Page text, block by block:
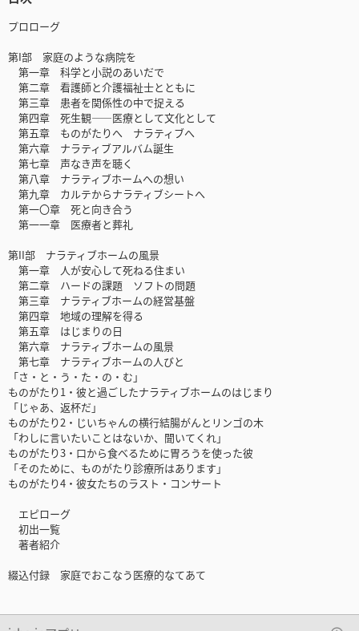
プロローグ
第I部 家庭のような病院を
第一章 科学と小説のあいだで
第二章 看護師と介護福祉士とともに
第三章 患者を関係性の中で捉える
第四章 死生観――医療として文化として
第五章 ものがたりへ ナラティブへ
第六章 ナラティブアルバム誕生
第七章 声なき声を聴く
第八章 ナラティブホームへの想い
第九章 カルテからナラティブシートへ
第一〇章 死と向き合う
第一一章 医療者と葬礼
第II部 ナラティブホームの風景
第一章 人が安心して死ねる住まい
第二章 ハードの課題 ソフトの問題
第三章 ナラティブホームの経営基盤
第四章 地域の理解を得る
第五章 はじまりの日
第六章 ナラティブホームの風景
第七章 ナラティブホームの人びと
「さ・と・う・た・の・む」
ものがたり1・彼と過ごしたナラティブホームのはじまり
「じゃあ、返杯だ」
ものがたり2・じいちゃんの横行結腸がんとリンゴの木
「わしに言いたいことはないか、聞いてくれ」
ものがたり3・口から食べるために胃ろうを使った彼
「そのために、ものがたり診療所はあります」
ものがたり4・彼女たちのラスト・コンサート
エピローグ
初出一覧
著者紹介
綴込付録 家庭でおこなう医療的なてあて